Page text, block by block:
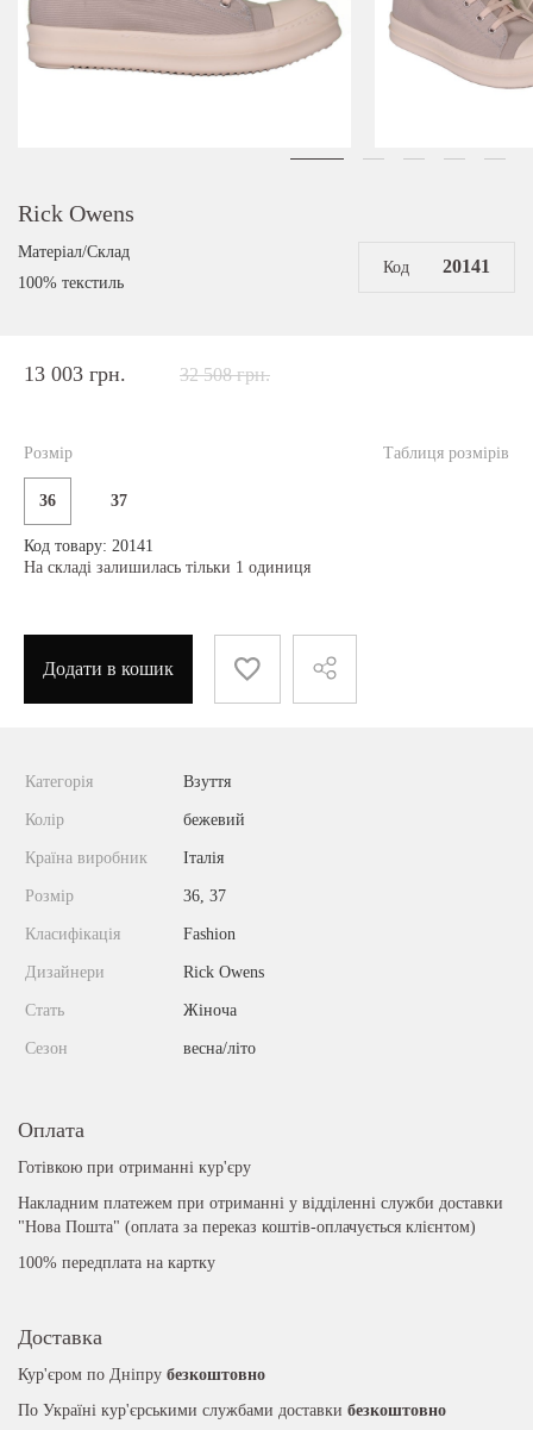
Rick Owens
Матеріал/Склад
100% текстиль
Код 20141
13 003 грн. 32 508 грн.
Таблиця розмірів
Розмір
36 37
Код товару: 20141
На складі залишилась тільки 1 одиниця
Додати в кошик
Категорія Взуття
Колір бежевий
Країна виробник Італія
Розмір 36, 37
Класифікація Fashion
Дизайнери Rick Owens
Стать Жіноча
Сезон весна/літо
Оплата
Готівкою при отриманні кур'єру
Накладним платежем при отриманні у відділенні служби доставки
"Нова Пошта" (оплата за переказ коштів-оплачується клієнтом)
100% передплата на картку
Доставка
Кур'єром по Дніпру безкоштовно
По Україні кур'єрськими службами доставки безкоштовно